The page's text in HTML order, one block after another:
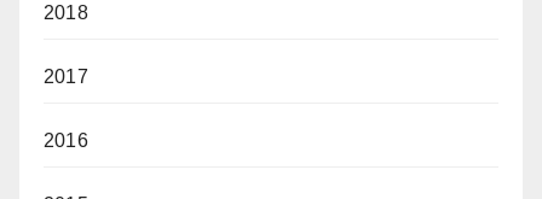
2018
2017
2016